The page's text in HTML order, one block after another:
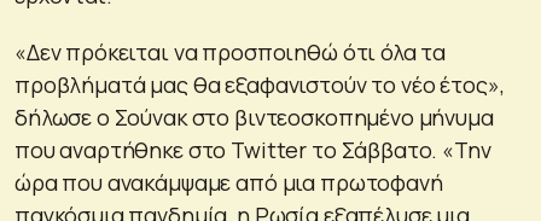
«Δεν πρόκειται να προσποιηθώ ότι όλα τα
προβλήματά μας θα εξαφανιστούν το νέο έτος»,
δήλωσε ο Σούνακ στο βιντεοσκοπημένο μήνυμα
που αναρτήθηκε στο Twitter το Σάββατο. «Την
ώρα που ανακάμψαμε από μια πρωτοφανή